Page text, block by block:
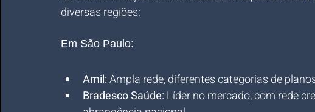
diversas regiões:
Em São Paulo:
Amil: Ampla rede, diferentes categorias de
Bradesco Saúde: Líder no mercado, com rede